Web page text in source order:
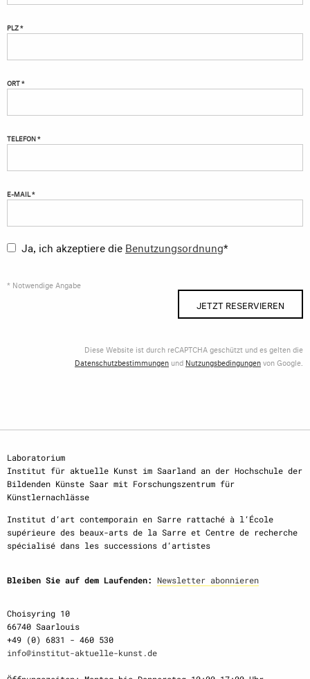
PLZ *
ORT *
TELEFON *
E-MAIL *
Ja, ich akzeptiere die Benutzungsordnung*
* Notwendige Angabe
JETZT RESERVIEREN
Diese Website ist durch reCAPTCHA geschützt und es gelten die
Datenschutzbestimmungen und Nutzungsbedingungenvon Google.
Laboratorium
Institut für aktuelle Kunst im Saarland an der Hochschule der
Bildenden Künste Saar mit Forschungszentrum für
Künstlernachlässe
Institut d‘art contemporain en Sarre rattaché à l‘École
supérieure des beaux-arts de la Sarre et Centre de recherche
spécialisé dans les successions d‘artistes
Bleiben Sie auf dem Laufenden: Newsletter abonnieren
Choisyring 10
66740 Saarlouis
+49 (0) 6831 - 460 530
info@institut-aktuelle-kunst.de